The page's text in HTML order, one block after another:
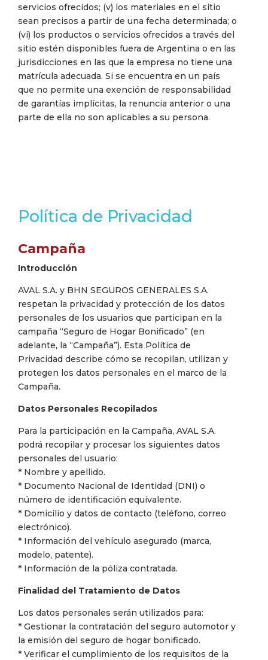
servicios ofrecidos; (v) los materiales en el sitio
sean precisos a partir de una fecha determinada; o
(vi) los productos o servicios ofrecidos a través del
sitio estén disponibles fuera de Argentina o en las
jurisdicciones en las que la empresa no tiene una
matrícula adecuada. Si se encuentra en un país
que no permite una exención de responsabilidad
de garantías implícitas, la renuncia anterior o una
parte de ella no son aplicables a su persona.
Política de Privacidad
Campaña
Introducción
AVAL S.A. y BHN SEGUROS GENERALES S.A.
respetan la privacidad y protección de los datos
personales de los usuarios que participan en la
campaña “Seguro de Hogar Bonificado” (en
adelante, la “Campaña”). Esta Política de
Privacidad describe cómo se recopilan, utilizan y
protegen los datos personales en el marco de la
Campaña.
Datos Personales Recopilados
Para la participación en la Campaña, AVAL S.A.
podrá recopilar y procesar los siguientes datos
personales del usuario:
* Nombre y apellido.
* Documento Nacional de Identidad (DNI) o
número de identificación equivalente.
* Domicilio y datos de contacto (teléfono, correo
electrónico).
* Información del vehículo asegurado (marca,
modelo, patente).
* Información de la póliza contratada.
Finalidad del Tratamiento de Datos
Los datos personales serán utilizados para:
* Gestionar la contratación del seguro automotor y
la emisión del seguro de hogar bonificado.
* Verificar el cumplimiento de los requisitos de la